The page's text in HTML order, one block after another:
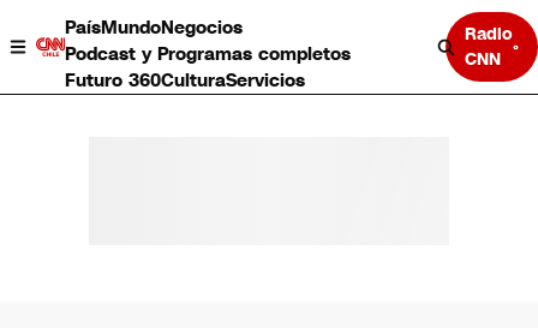
PaísMundoNegocios
Podcast y Programas completos
Futuro 360CulturaServicios
Radio
CNN